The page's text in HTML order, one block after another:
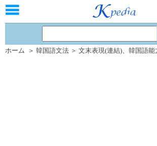
ホーム ＞ 韓国語文法 ＞ 文末表現(連結)、 韓国語能